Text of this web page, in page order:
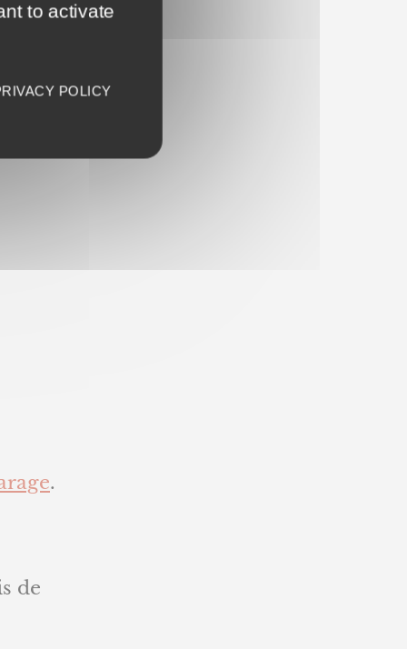
.
de
to activate
POLICY